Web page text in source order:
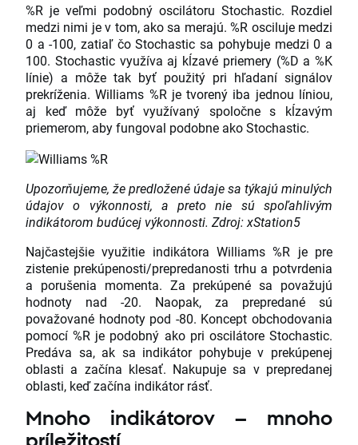
%R je veľmi podobný oscilátoru Stochastic. Rozdiel
medzi nimi je v tom, ako sa merajú. %R osciluje medzi
0 a -100, zatiaľ čo Stochastic sa pohybuje medzi 0 a
100. Stochastic využíva aj kĺzavé priemery (%D a %K
línie) a môže tak byť použitý pri hľadaní signálov
prekríženia. Williams %R je tvorený iba jednou líniou,
aj keď môže byť využívaný spoločne s kĺzavým
priemerom, aby fungoval podobne ako Stochastic.
Upozorňujeme, že predložené údaje sa týkajú minulých
údajov o výkonnosti, a preto nie sú spoľahlivým
indikátorom budúcej výkonnosti. Zdroj: xStation5
Najčastejšie využitie indikátora Williams %R je pre
zistenie prekúpenosti/prepredanosti trhu a potvrdenia
a porušenia momenta. Za prekúpené sa považujú
hodnoty nad -20. Naopak, za prepredané sú
považované hodnoty pod -80. Koncept obchodovania
pomocí %R je podobný ako pri oscilátore Stochastic.
Predáva sa, ak sa indikátor pohybuje v prekúpenej
oblasti a začína klesať. Nakupuje sa v prepredanej
oblasti, keď začína indikátor rásť.
Mnoho indikátorov – mnoho
príležitostí